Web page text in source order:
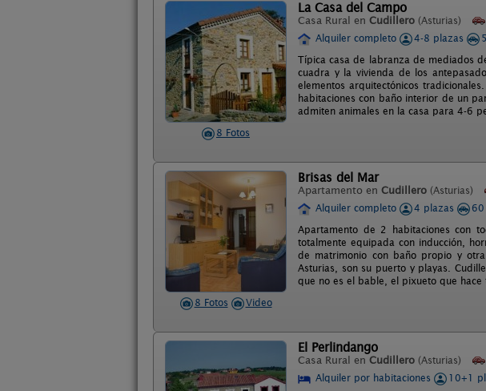
8 Fotos
La Casa del Campo
Casa Rural en Cudillero (Asturias)
Alquiler completo
4-8 plazas
Típica casa de labranza de mediados
cuadra y la vivienda de los
elementos arquitectónicos
habitaciones con baño interior de un
admiten animales en la casa para 4-6
8 Fotos Video
Brisas del Mar
Apartamento en Cudillero (Asturias)
Alquiler completo
4 plazas
Apartamento de 2 habitaciones con
totalmente equipada con inducción,
de matrimonio con baño propio y
Asturias, son su puerto y playas.
que no es el bable, el pixueto que hace
El Perlindango
Casa Rural en Cudillero (Asturias)
Alquiler por habitaciones
10+1